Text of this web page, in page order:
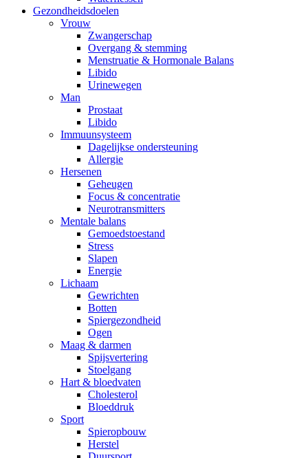
Gezondheidsdoelen
Vrouw
Zwangerschap
Overgang & stemming
Menstruatie & Hormonale Balans
Libido
Urinewegen
Man
Prostaat
Libido
Immuunsysteem
Dagelijkse ondersteuning
Allergie
Hersenen
Geheugen
Focus & concentratie
Neurotransmitters
Mentale balans
Gemoedstoestand
Stress
Slapen
Energie
Lichaam
Gewrichten
Botten
Spiergezondheid
Ogen
Maag & darmen
Spijsvertering
Stoelgang
Hart & bloedvaten
Cholesterol
Bloeddruk
Sport
Spieropbouw
Herstel